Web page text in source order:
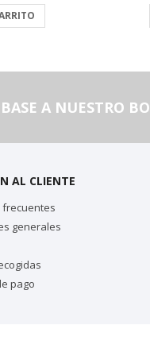
A NUESTRO
AL CLIENTE
generales
pago